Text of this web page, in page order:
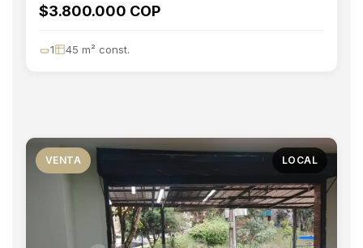
$3.800.000 COP
1 45 m² const.
VENTA LOCAL